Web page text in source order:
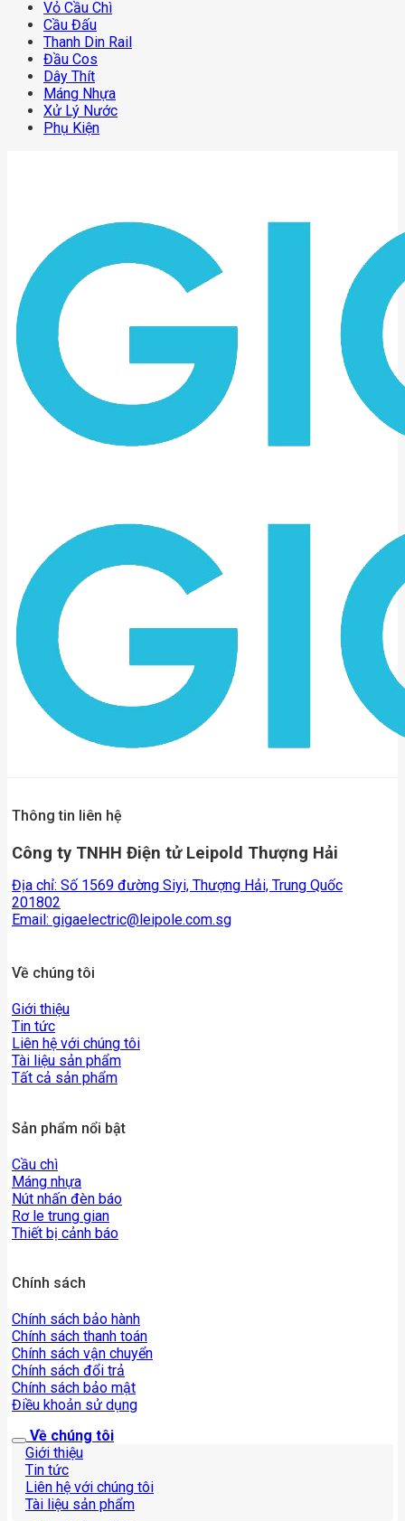
Vỏ Cầu Chì
Cầu Đấu
Thanh Din Rail
Đầu Cos
Dây Thít
Máng Nhựa
Xử Lý Nước
Phụ Kiện
Thông tin liên hệ
Công ty TNHH Điện tử Leipold Thượng Hải
Địa chỉ: Số 1569 đường Siyi, Thượng Hải, Trung Quốc
201802
Email: gigaelectric@leipole.com.sg
Về chúng tôi
Giới thiệu
Tin tức
Liên hệ với chúng tôi
Tài liệu sản phẩm
Tất cả sản phẩm
Sản phẩm nổi bật
Cầu chì
Máng nhựa
Nút nhấn đèn báo
Rơ le trung gian
Thiết bị cảnh báo
Chính sách
Chính sách bảo hành
Chính sách thanh toán
Chính sách vận chuyển
Chính sách đổi trả
Chính sách bảo mật
Điều khoản sử dụng
Về chúng tôi
Giới thiệu
Tin tức
Liên hệ với chúng tôi
Tài liệu sản phẩm